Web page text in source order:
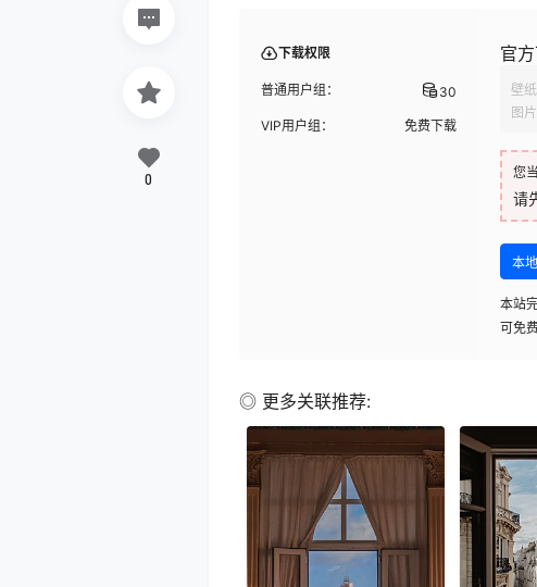
下载权限
普通用户组： 30
VIP用户组： 免费下载
官
壁纸
图
您
请
本
本站
可免
◎ 更多关联推荐:
0